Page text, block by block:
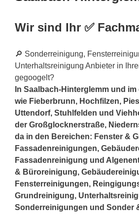
Wir sind Ihr ✅
🔎 Sonderreinigung,
Unterhaltsreinigung Anbieter in
gegoogelt?
In Saalbach-Hinterglemm und im
wie Fieberbrunn, Hochfilzen,
Uttendorf, Stuhlfelden und
der Großglocknerstraße,
da in den Bereichen: Fenster &
Fassadenreinigungen,
Fassadenreinigung und
& Büroreinigung,
Fensterreinigungen,
Grundreinigung,
Sonderreinigungen und Sonder